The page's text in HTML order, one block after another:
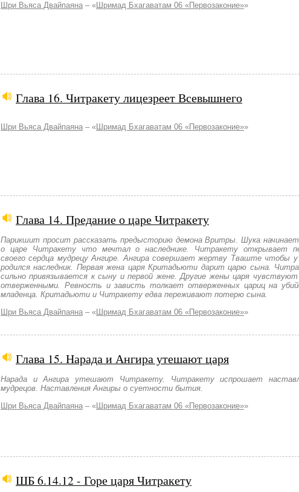
Шри Вьяса Двайпаяна – «Шримад Бхагаватам 06 «Первозаконие»»
Глава 16. Читракету лицезреет Всевышнего
Шри Вьяса Двайпаяна – «Шримад Бхагаватам 06 «Первозаконие»»
Глава 14. Предание о царе Читракету
Парикшит просит рассказать предысторию демона Вритры. Шука начинает
о царе Читракету что мечтал о наследнике. Читракету открывает
своего сердца мудрецу Ангире. Ангира совершает жертву Тваште чтобы у
родился наследник. Первая жена царя Критадьюти дарит царю сына.
сильно привязывается к сыну и первой жене. Другие жены царя чувствуют
отверженными. Ревность и зависть толкает отверженных цариц на
младенца. Критадьюти и Читракету едва переживают потерю сына.
Шри Вьяса Двайпаяна – «Шримад Бхагаватам 06 «Первозаконие»»
Глава 15. Нарада и Ангира утешают царя
Нарада и Ангира утешают Читракету. Читракету испрошает
мудрецов. Наставления Ангиры о суетности бытия.
Шри Вьяса Двайпаяна – «Шримад Бхагаватам 06 «Первозаконие»»
ШБ 6.14.12 - Горе царя Читракету